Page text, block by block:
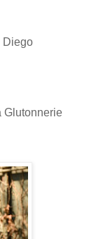
Diego
Glutonnerie